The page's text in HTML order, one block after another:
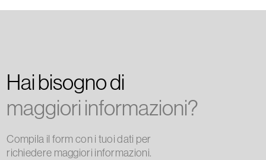
Hai bisogno di
maggiori informazioni?
Compila il form con i tuoi dati per
richiedere maggiori informazioni.